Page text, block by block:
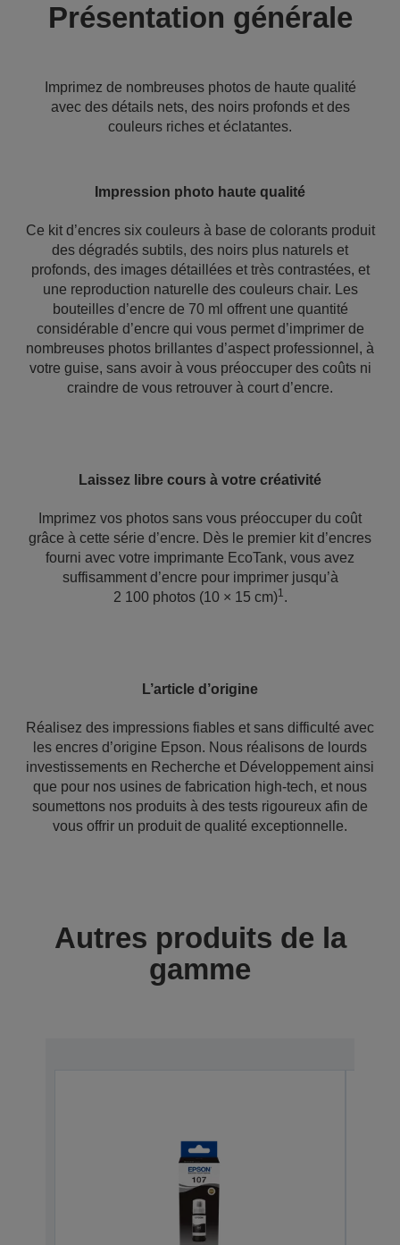
Présentation générale
Imprimez de nombreuses photos de haute qualité
avec des détails nets, des noirs profonds et des
couleurs riches et éclatantes.
Impression photo haute qualité
Ce kit d’encres six couleurs à base de colorants produit
des dégradés subtils, des noirs plus naturels et
profonds, des images détaillées et très contrastées, et
une reproduction naturelle des couleurs chair. Les
bouteilles d’encre de 70 ml offrent une quantité
considérable d’encre qui vous permet d’imprimer de
nombreuses photos brillantes d’aspect professionnel, à
votre guise, sans avoir à vous préoccuper des coûts ni
craindre de vous retrouver à court d’encre.
Laissez libre cours à votre créativité
Imprimez vos photos sans vous préoccuper du coût
grâce à cette série d’encre. Dès le premier kit d’encres
fourni avec votre imprimante EcoTank, vous avez
suffisamment d’encre pour imprimer jusqu’à
2 100 photos (10 × 15 cm)1.
L’article d’origine
Réalisez des impressions fiables et sans difficulté avec
les encres d’origine Epson. Nous réalisons de lourds
investissements en Recherche et Développement ainsi
que pour nos usines de fabrication high-tech, et nous
soumettons nos produits à des tests rigoureux afin de
vous offrir un produit de qualité exceptionnelle.
Autres produits de la
gamme